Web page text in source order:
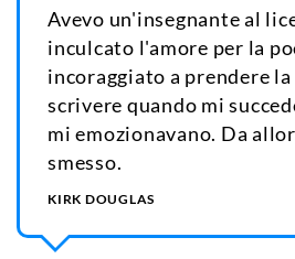
Avevo un'insegnante al
inculcato l'amore per la
incoraggiato a prendere la
scrivere quando mi
mi emozionavano. Da
smesso.
KIRK DOUGLAS